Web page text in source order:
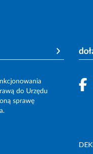
do Urzędu
sprawę